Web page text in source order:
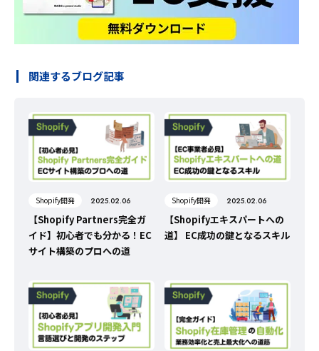
関連するブログ記事
Shopify開発 2025.02.06
【Shopify Partners完全ガ
イド】初心者でも分かる！EC
サイト構築のプロへの道
Shopify開発 2025.02.06
【Shopifyエキスパートへの
道】 EC成功の鍵となるスキル